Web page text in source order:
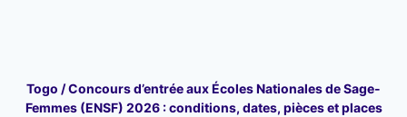
Togo / Concours d’entrée aux Écoles Nationales de Sage-
Femmes (ENSF) 2026 : conditions, dates, pièces et places